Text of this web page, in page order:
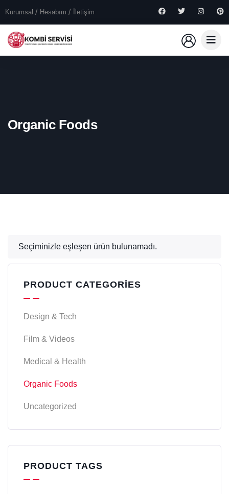
Kurumsal Hesabım İletişim
Organic Foods
Seçiminizle eşleşen ürün bulunamadı.
PRODUCT CATEGORIES
Design & Tech
Film & Videos
Medical & Health
Organic Foods
Uncategorized
PRODUCT TAGS